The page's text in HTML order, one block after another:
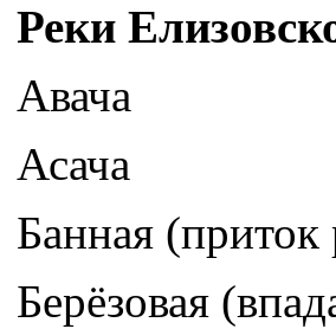
Реки
Авача
Асача
Банная
Берёзовая